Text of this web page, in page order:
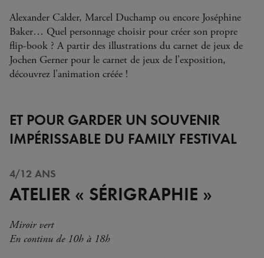
Alexander Calder, Marcel Duchamp ou encore Joséphine
Baker… Quel personnage choisir pour créer son propre
flip-book ? A partir des illustrations du carnet de jeux de
Jochen Gerner pour le carnet de jeux de l’exposition,
découvrez l'animation créée !
ET POUR GARDER UN SOUVENIR
IMPÉRISSABLE DU FAMILY FESTIVAL
4/12 ANS
ATELIER « SÉRIGRAPHIE »
Miroir vert
En continu de 10h à 18h